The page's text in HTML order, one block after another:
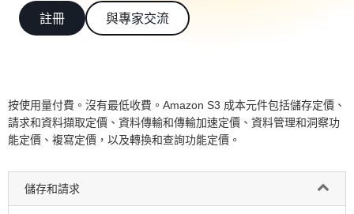
註冊
與專家交流
按使用量付費。沒有最低收費。Amazon S3 成本元件包括儲存定價、
請求和資料擷取定價、資料傳輸和傳輸加速定價、資料管理和洞察功
能定價、複寫定價，以及轉換和查詢功能定價。
儲存和請求